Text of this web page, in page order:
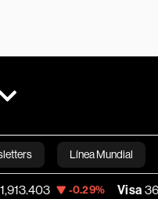
Línea Mundial
Bloomberg
-0.29% Visa 362.50 -